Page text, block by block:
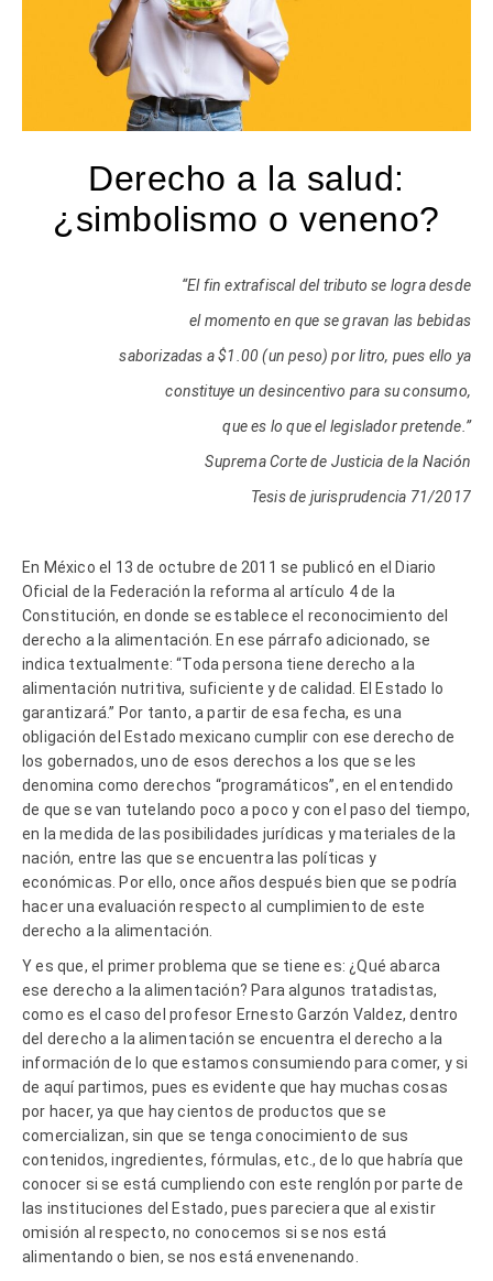
Derecho a la salud:
¿simbolismo o veneno?
“El fin extrafiscal del tributo se logra desde
el momento en que se gravan las bebidas
saborizadas a $1.00 (un peso) por litro, pues ello ya
constituye un desincentivo para su consumo,
que es lo que el legislador pretende.”
Suprema Corte de Justicia de la Nación
Tesis de jurisprudencia 71/2017
En México el 13 de octubre de 2011 se publicó en el Diario
Oficial de la Federación la reforma al artículo 4 de la
Constitución, en donde se establece el reconocimiento del
derecho a la alimentación. En ese párrafo adicionado, se
indica textualmente: “Toda persona tiene derecho a la
alimentación nutritiva, suficiente y de calidad. El Estado lo
garantizará.” Por tanto, a partir de esa fecha, es una
obligación del Estado mexicano cumplir con ese derecho de
los gobernados, uno de esos derechos a los que se les
denomina como derechos “programáticos”, en el entendido
de que se van tutelando poco a poco y con el paso del tiempo,
en la medida de las posibilidades jurídicas y materiales de la
nación, entre las que se encuentra las políticas y
económicas. Por ello, once años después bien que se podría
hacer una evaluación respecto al cumplimiento de este
derecho a la alimentación.
Y es que, el primer problema que se tiene es: ¿Qué abarca
ese derecho a la alimentación? Para algunos tratadistas,
como es el caso del profesor Ernesto Garzón Valdez, dentro
del derecho a la alimentación se encuentra el derecho a la
información de lo que estamos consumiendo para comer, y si
de aquí partimos, pues es evidente que hay muchas cosas
por hacer, ya que hay cientos de productos que se
comercializan, sin que se tenga conocimiento de sus
contenidos, ingredientes, fórmulas, etc., de lo que habría que
conocer si se está cumpliendo con este renglón por parte de
las instituciones del Estado, pues pareciera que al existir
omisión al respecto, no conocemos si se nos está
alimentando o bien, se nos está envenenando.